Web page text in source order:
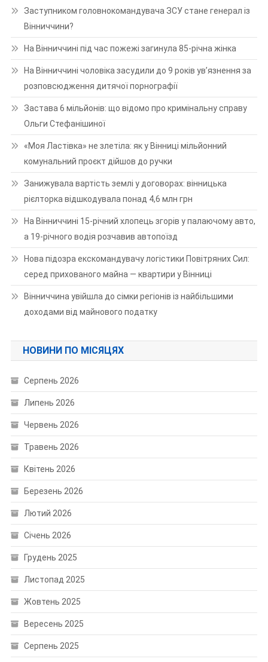
Заступником головнокомандувача ЗСУ стане генерал із
Вінниччини?
На Вінниччині під час пожежі загинула 85-річна жінка
На Вінниччині чоловіка засудили до 9 років ув’язнення за
розповсюдження дитячої порнографії
Застава 6 мільйонів: що відомо про кримінальну справу
Ольги Стефанішиної
«Моя Ластівка» не злетіла: як у Вінниці мільйонний
комунальний проєкт дійшов до ручки
Занижувала вартість землі у договорах: вінницька
рієлторка відшкодувала понад 4,6 млн грн
На Вінниччині 15-річний хлопець згорів у палаючому авто,
а 19-річного водія розчавив автопоїзд
Нова підозра екскомандувачу логістики Повітряних Сил:
серед прихованого майна — квартири у Вінниці
Вінниччина увійшла до сімки регіонів із найбільшими
доходами від майнового податку
НОВИНИ ПО МІСЯЦЯХ
Серпень 2026
Липень 2026
Червень 2026
Травень 2026
Квітень 2026
Березень 2026
Лютий 2026
Січень 2026
Грудень 2025
Листопад 2025
Жовтень 2025
Вересень 2025
Серпень 2025